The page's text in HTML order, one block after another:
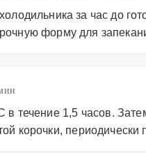
за час до
форму для
течение 1,5 часов.
корочки,